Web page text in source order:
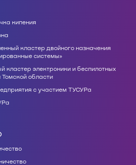
кипения
кластер двойного назначения
системы»
кластер электроники и беспилотных
Томской области
с участием ТУСУРа